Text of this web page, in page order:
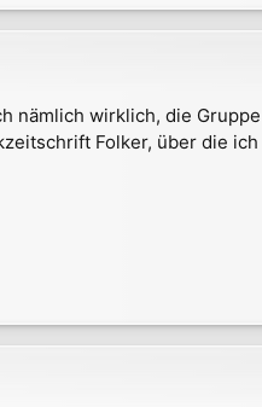
nämlich wirklich, die
Folker, über die